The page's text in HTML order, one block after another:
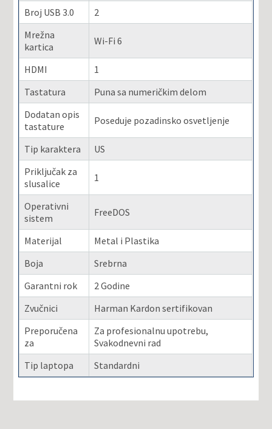
Broj USB 3.0
2
Mrežna
kartica
Wi-Fi 6
HDMI
1
Tastatura
Puna sa numeričkim delom
Dodatan opis
tastature
Poseduje pozadinsko osvetljenje
Tip karaktera
US
Priključak za
slusalice
1
Operativni
sistem
FreeDOS
Materijal
Metal i Plastika
Boja
Srebrna
Garantni rok
2 Godine
Zvučnici
Harman Kardon sertifikovan
Preporučena
za
Za profesionalnu upotrebu,
Svakodnevni rad
Tip laptopa
Standardni